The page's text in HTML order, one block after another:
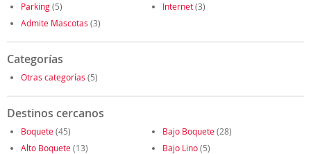
Parking(5) Internet(3)
Admite Mascotas (3)
Categorías
Otras categorías (5)
Destinos cercanos
Boquete(45) Bajo Boquete(28)
Alto Boquete(13) Bajo Lino(5)